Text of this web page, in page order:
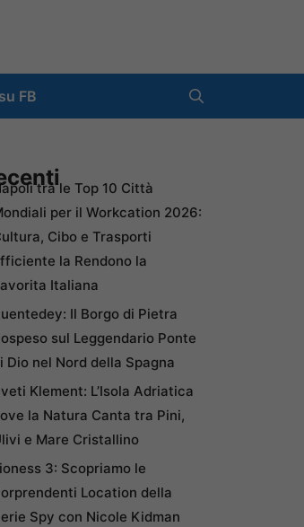
FB
tra le Top 10 Città
per il Workcation 2026:
Cibo e Trasporti
la Rendono la
Italiana
Il Borgo di Pietra
sul Leggendario Ponte
Dio nel Nord della Spagna
Klement: L’Isola Adriatica
la Natura Canta tra Pini,
e Mare Cristallino
3: Scopriamo le
Location della
Spy con Nicole Kidman